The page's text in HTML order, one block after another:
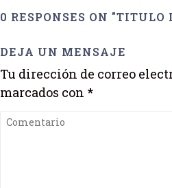
0 RESPONSES ON "TITULO
DEJA UN MENSAJE
Tu dirección de correo
marcados con *